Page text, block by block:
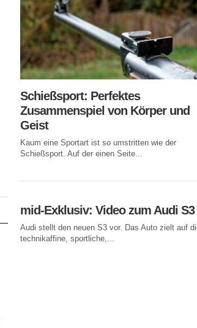
Schießsport: Perfektes
Zusammenspiel von Körper und
Geist
Kaum eine Sportart ist so umstritten wie der
Schießsport. Auf der einen Seite...
mid-Exklusiv: Video zum Audi S3
Audi stellt den neuen S3 vor. Das Auto zielt auf
technikaffine, sportliche,...